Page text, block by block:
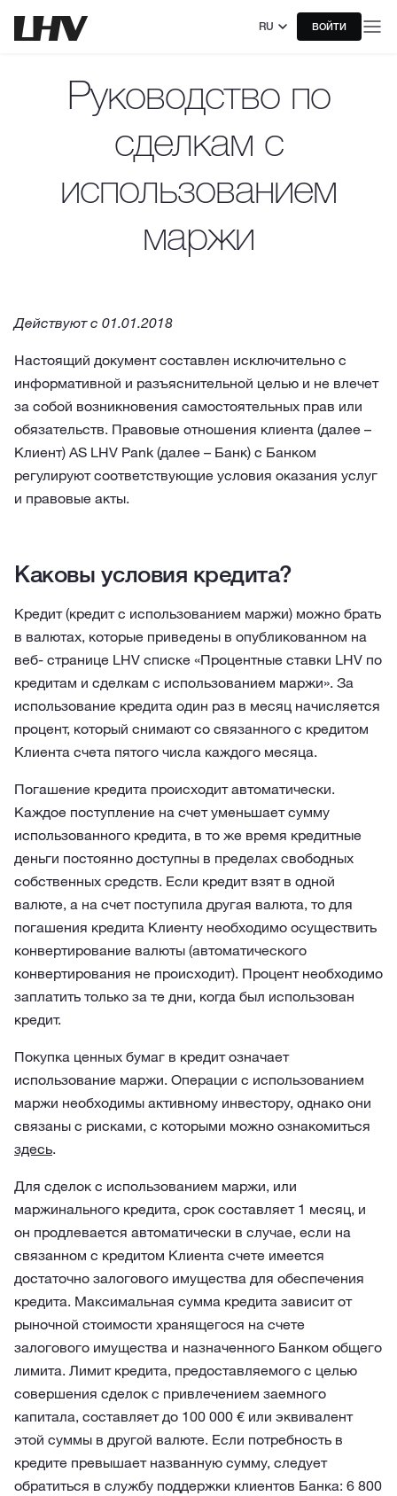
RU ВОЙТИ
Руководство по
сделкам с
использованием
маржи
Действуют с 01.01.2018
Настоящий документ составлен исключительно с
информативной и разъяснительной целью и не влечет
за собой возникновения самостоятельных прав или
обязательств. Правовые отношения клиента (далее –
Клиент) AS LHV Pank (далее – Банк) с Банком
регулируют соответствующие условия оказания услуг
и правовые акты.
Каковы условия кредита?
Кредит (кредит с использованием маржи) можно брать
в валютах, которые приведены в опубликованном на
веб- странице LHV списке «Процентные ставки LHV по
кредитам и сделкам с использованием маржи». За
использование кредита один раз в месяц начисляется
процент, который снимают со связанного с кредитом
Клиента счета пятого числа каждого месяца.
Погашение кредита происходит автоматически.
Каждое поступление на счет уменьшает сумму
использованного кредита, в то же время кредитные
деньги постоянно доступны в пределах свободных
собственных средств. Если кредит взят в одной
валюте, а на счет поступила другая валюта, то для
погашения кредита Клиенту необходимо осуществить
конвертирование валюты (автоматического
конвертирования не происходит). Процент необходимо
заплатить только за те дни, когда был использован
кредит.
Покупка ценных бумаг в кредит означает
использование маржи. Операции с использованием
маржи необходимы активному инвестору, однако они
связаны с рисками, с которыми можно ознакомиться
здесь.
Для сделок с использованием маржи, или
маржинального кредита, срок составляет 1 месяц, и
он продлевается автоматически в случае, если на
связанном с кредитом Клиента счете имеется
достаточно залогового имущества для обеспечения
кредита. Максимальная сумма кредита зависит от
рыночной стоимости хранящегося на счете
залогового имущества и назначенного Банком общего
лимита. Лимит кредита, предоставляемого с целью
совершения сделок с привлечением заемного
капитала, составляет до 100 000 € или эквивалент
этой суммы в другой валюте. Если потребность в
кредите превышает названную сумму, следует
обратиться в службу поддержки клиентов Банка: 6 800